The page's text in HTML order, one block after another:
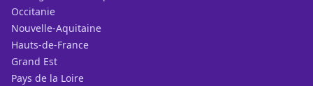
Occitanie
Nouvelle-Aquitaine
Hauts-de-France
Grand Est
Pays de la Loire